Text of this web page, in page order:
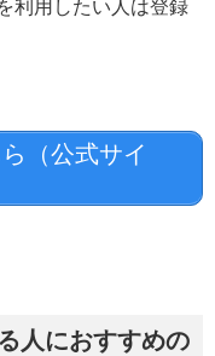
利用したい人は登録
（公式サイ
人におすすめの